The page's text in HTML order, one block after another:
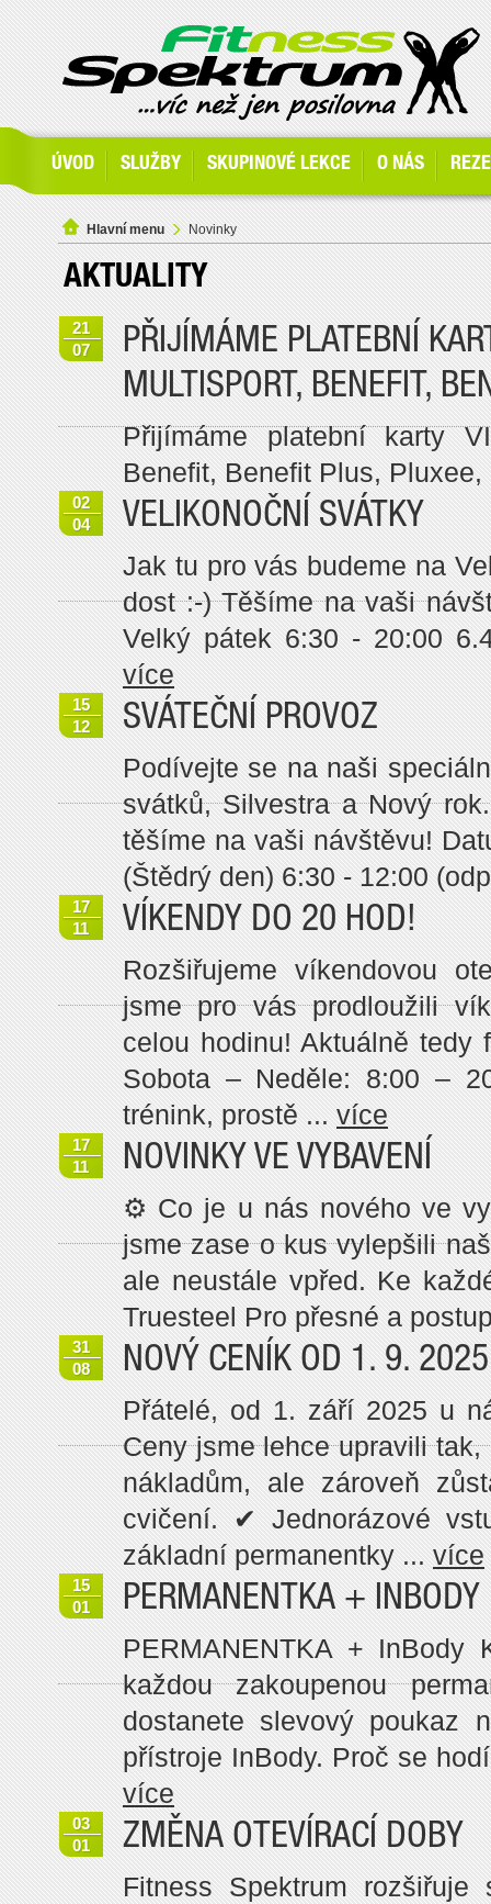
ÚVOD SLUŽBY SKUPINOVÉ LEKCE O NÁS
Hlavní menu Novinky
AKTUALITY
21
07
PŘIJÍMÁME PLATEBNÍ
MULTISPORT, BENEFIT,
Přijímáme platební karty
Benefit, Benefit Plus,
02
04
VELIKONOČNÍ SVÁTKY
Jak tu pro vás budeme na
dost :-) Těšíme na vaši
Velký pátek 6:30 - 20:00
více
15
12
SVÁTEČNÍ PROVOZ
Podívejte se na naši
svátků, Silvestra a Nový
těšíme na vaši návštěvu!
(Štědrý den) 6:30 - 12:00
17
11
VÍKENDY DO 20 HOD!
Rozšiřujeme víkendovou
jsme pro vás prodloužili
celou hodinu! Aktuálně tedy
Sobota – Neděle: 8:00 –
trénink, prostě ... více
17
11
NOVINKY VE VYBAVENÍ
⚙️ Co je u nás nového ve
jsme zase o kus vylepšili
ale neustále vpřed. Ke
Truesteel Pro přesné a
31
08
NOVÝ CENÍK OD 1. 9. 2025
Přátelé, od 1. září 2025 u
Ceny jsme lehce upravili
nákladům, ale zároveň
cvičení. ✔ Jednorázové
základní permanentky ... více
15
01
PERMANENTKA + INBODY
PERMANENTKA +
každou zakoupenou
dostanete slevový poukaz
přístroje InBody. Proč se
více
03
01
ZMĚNA OTEVÍRACÍ DOBY
Fitness Spektrum